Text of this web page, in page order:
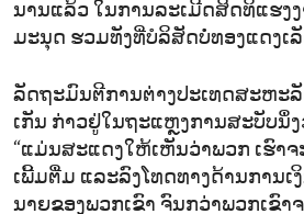
ນານແລ້ວ ໃນການລະເມີດສິດທິແຮງ
ມະນຸດ ຮວມທັງທີ່ບໍລິສັດບໍ່ທອງແດງເ
ລັດຖະມົນຕີການຕ່າງປະເທດສະຫະ
ເກັນ ກ່າວຢູ່ໃນຖະແຫຼງການສະບັບນຶ່
“ແມ່ນສະແດງໃຫ້ເຫັນວ່າພວກ ເຮົາຈ
ເພີ້ມຕື່ມ ແລະລົງໂທດທາງດ້ານການ
ນາຍຂອງພວກເຂົາ ຈົນກວ່າພວກເຂົາ